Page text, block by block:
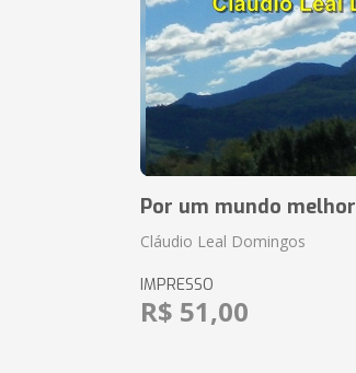
Por um mundo melhor
Cláudio Leal Domingos
IMPRESSO
R$ 51,00